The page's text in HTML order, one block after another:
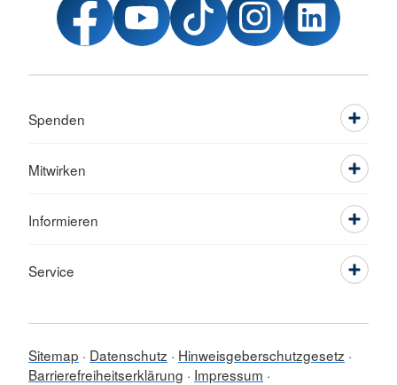
Spenden
Mitwirken
Informieren
Service
Sitemap Datenschutz
Hinweisgeberschutzgesetz
Barrierefreiheitserklärung
Impressum